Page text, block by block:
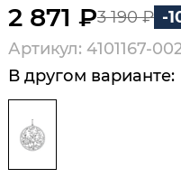
2 871 ₽3 190 ₽ -
Артикул: 4101167-
В другом варианте: